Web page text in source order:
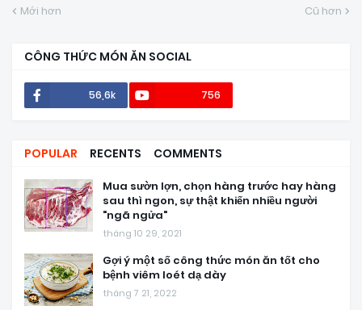
Mới hơn Cũ hơn
CÔNG THỨC MÓN ĂN SOCIAL
56,6k 756
POPULAR RECENTS COMMENTS
Mua sườn lợn, chọn hàng trước hay hàng
sau thì ngon, sự thật khiến nhiều người
"ngã ngửa"
tháng 10 29, 2021
Gợi ý một số công thức món ăn tốt cho
bệnh viêm loét dạ dày
tháng 7 21, 2022